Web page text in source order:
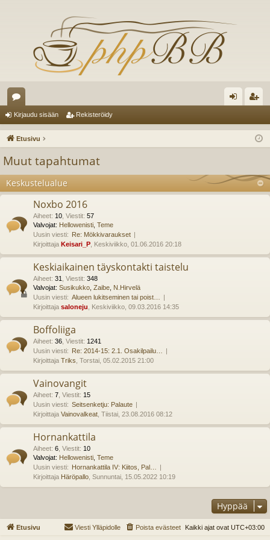
es
ku
ua
ee
au ist
dy
Kirjaudu sisään Rekisteröidy
Etusivu
Muut tapahtumat
Keskustelualue
Noxbo 2016
Aiheet: 10 Viestit: 57
Valvojat: Hellowenisti Teme
Uusin viesti: Re: Mökkivaraukset
Kirjoittaja Keisari_P , Keskiviikko, 01.06.2016 20:18
Keskiaikainen täyskontakti taistelu
Aiheet: 31 Viestit: 348
Valvojat: Susikukko Zaibe N.Hirvelä
Uusin viesti: Alueen lukitseminen tai poist…
Kirjoittaja saloneju , Keskiviikko, 09.03.2016 14:35
Boffoliiga
Aiheet: 36 Viestit: 1241
Uusin viesti: Re: 2014-15: 2.1. Osakilpailu…
Kirjoittaja Triks , Torstai, 05.02.2015 21:00
Vainovangit
Aiheet: 7 Viestit: 15
Uusin viesti: Seitsenketju: Palaute
Kirjoittaja Vainovalkeat , Tiistai, 23.08.2016 08:12
Hornankattila
Aiheet: 6 Viestit: 10
Valvojat: Hellowenisti Teme
Uusin viesti: Hornankattila IV: Kiitos, Pal…
Kirjoittaja Häröpallo , Sunnuntai, 15.05.2022 10:19
Hyppää
Etusivu Kaikki ajat ovat UTC+03:00
Poista evästeet
Viesti Ylläpidolle